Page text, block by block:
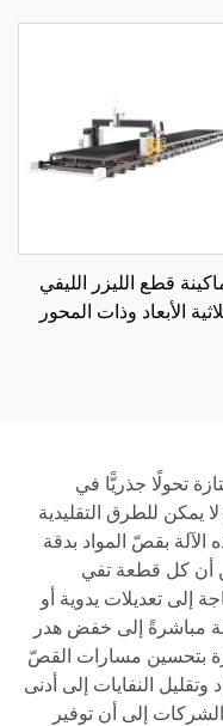
قطع الليزر الليفي
الأبعاد وذات المحور
تحولًا جذريًّا في
يمكن للطرق التقليدية
الآلة بقصّ المواد بدقة
أن كل قطعة تفي
إلى تعديلات يدوية أو
مباشرةً إلى خفض هدر
بتحسين مسارات القصّ
النفايات إلى أدنى
إلى أن توفير